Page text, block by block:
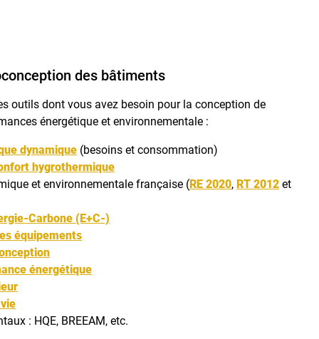
des bâtiments
outils dont vous avez besoin pour la conception de
énergétique et environnementale :
dynamique (besoins et consommation)
hygrothermique
et environnementale française (RE 2020, RT 2012 et
Carbone (E+C-)
équipements
énergétique
: HQE, BREEAM, etc.